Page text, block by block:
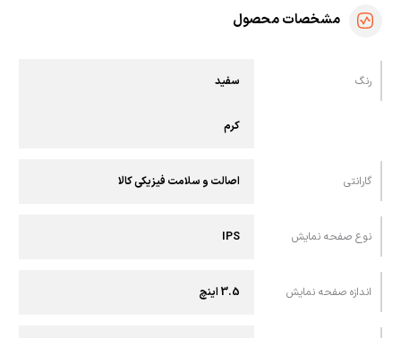
مشخصات محصول
رنگ سفید
کرم
گارانتی اصالت و سلامت فیزیکی کالا
نوع صفحه نمایش IPS
اندازه صفحه نمایش 3.5 اینچ